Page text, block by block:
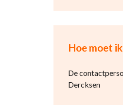
Hoe moet
De
Dercksen